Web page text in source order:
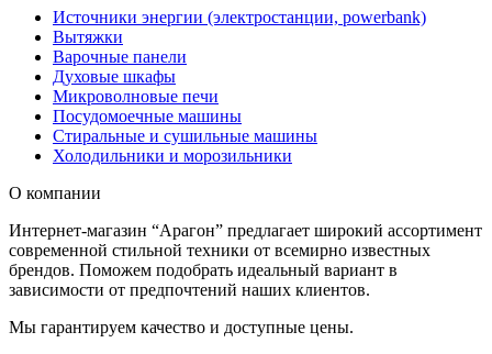
Источники энергии (электростанции, powerbank)
Вытяжки
Варочные панели
Духовые шкафы
Микроволновые печи
Посудомоечные машины
Стиральные и сушильные машины
Холодильники и морозильники
О компании
Интернет-магазин “Арагон” предлагает широкий ассортимент
современной стильной техники от всемирно известных
брендов. Поможем подобрать идеальный вариант в
зависимости от предпочтений наших клиентов.
Мы гарантируем качество и доступные цены.